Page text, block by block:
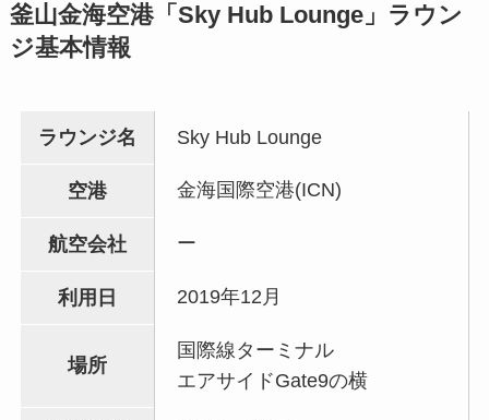
釜山金海空港「Sky Hub Lounge」ラウン
ジ基本情報
ラウンジ名 Sky Hub Lounge
空港 金海国際空港(ICN)
航空会社 ー
利用日 2019年12月
場所
国際線ターミナル
エアサイドGate9の横